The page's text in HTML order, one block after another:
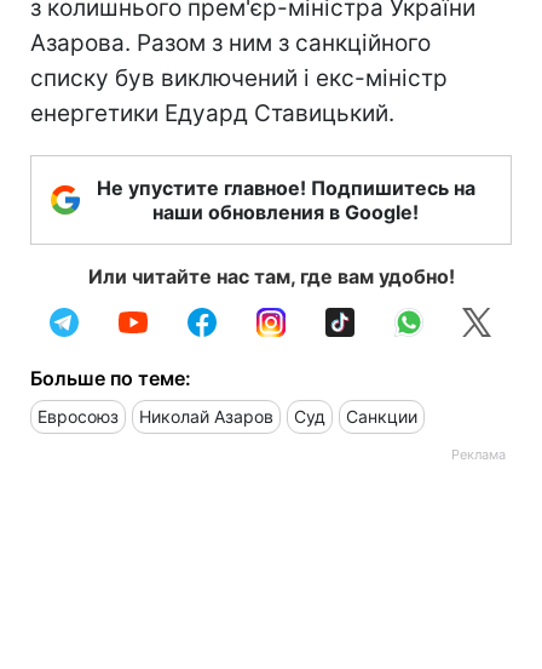
з колишнього прем'єр-міністра України
Азарова. Разом з ним з санкційного
списку був виключений і екс-міністр
енергетики Едуард Ставицький.
Не упустите главное! Подпишитесь на
наши обновления в Google!
Или читайте нас там, где вам удобно!
Больше по теме:
Евросоюз Николай Азаров Суд Санкции